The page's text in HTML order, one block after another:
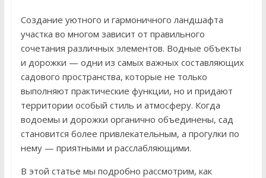
Создание уютного и гармоничного ландшафта
участка во многом зависит от правильного
сочетания различных элементов. Водные объекты
и дорожки — одни из самых важных составляющих
садового пространства, которые не только
выполняют практические функции, но и придают
территории особый стиль и атмосферу. Когда
водоемы и дорожки органично объединены, сад
становится более привлекательным, а прогулки по
нему — приятными и расслабляющими.
В этой статье мы подробно рассмотрим, как